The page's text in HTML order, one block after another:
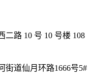
路 10 号 10 号楼 108
街道仙月环路1666号5#